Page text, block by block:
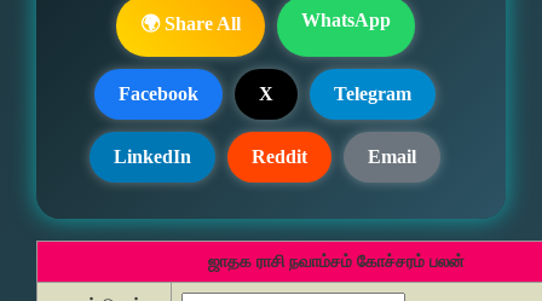
🌍 Share All WhatsApp
Facebook X Telegram
LinkedIn Reddit Email
ஜாதக ராசி நவாம்சம் கோச்சரம் பலன்